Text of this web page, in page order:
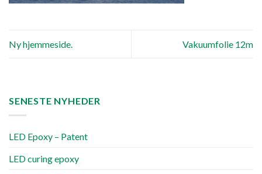
Ny hjemmeside. Vakuumfolie 12m
SENESTE NYHEDER
LED Epoxy – Patent
LED curing epoxy